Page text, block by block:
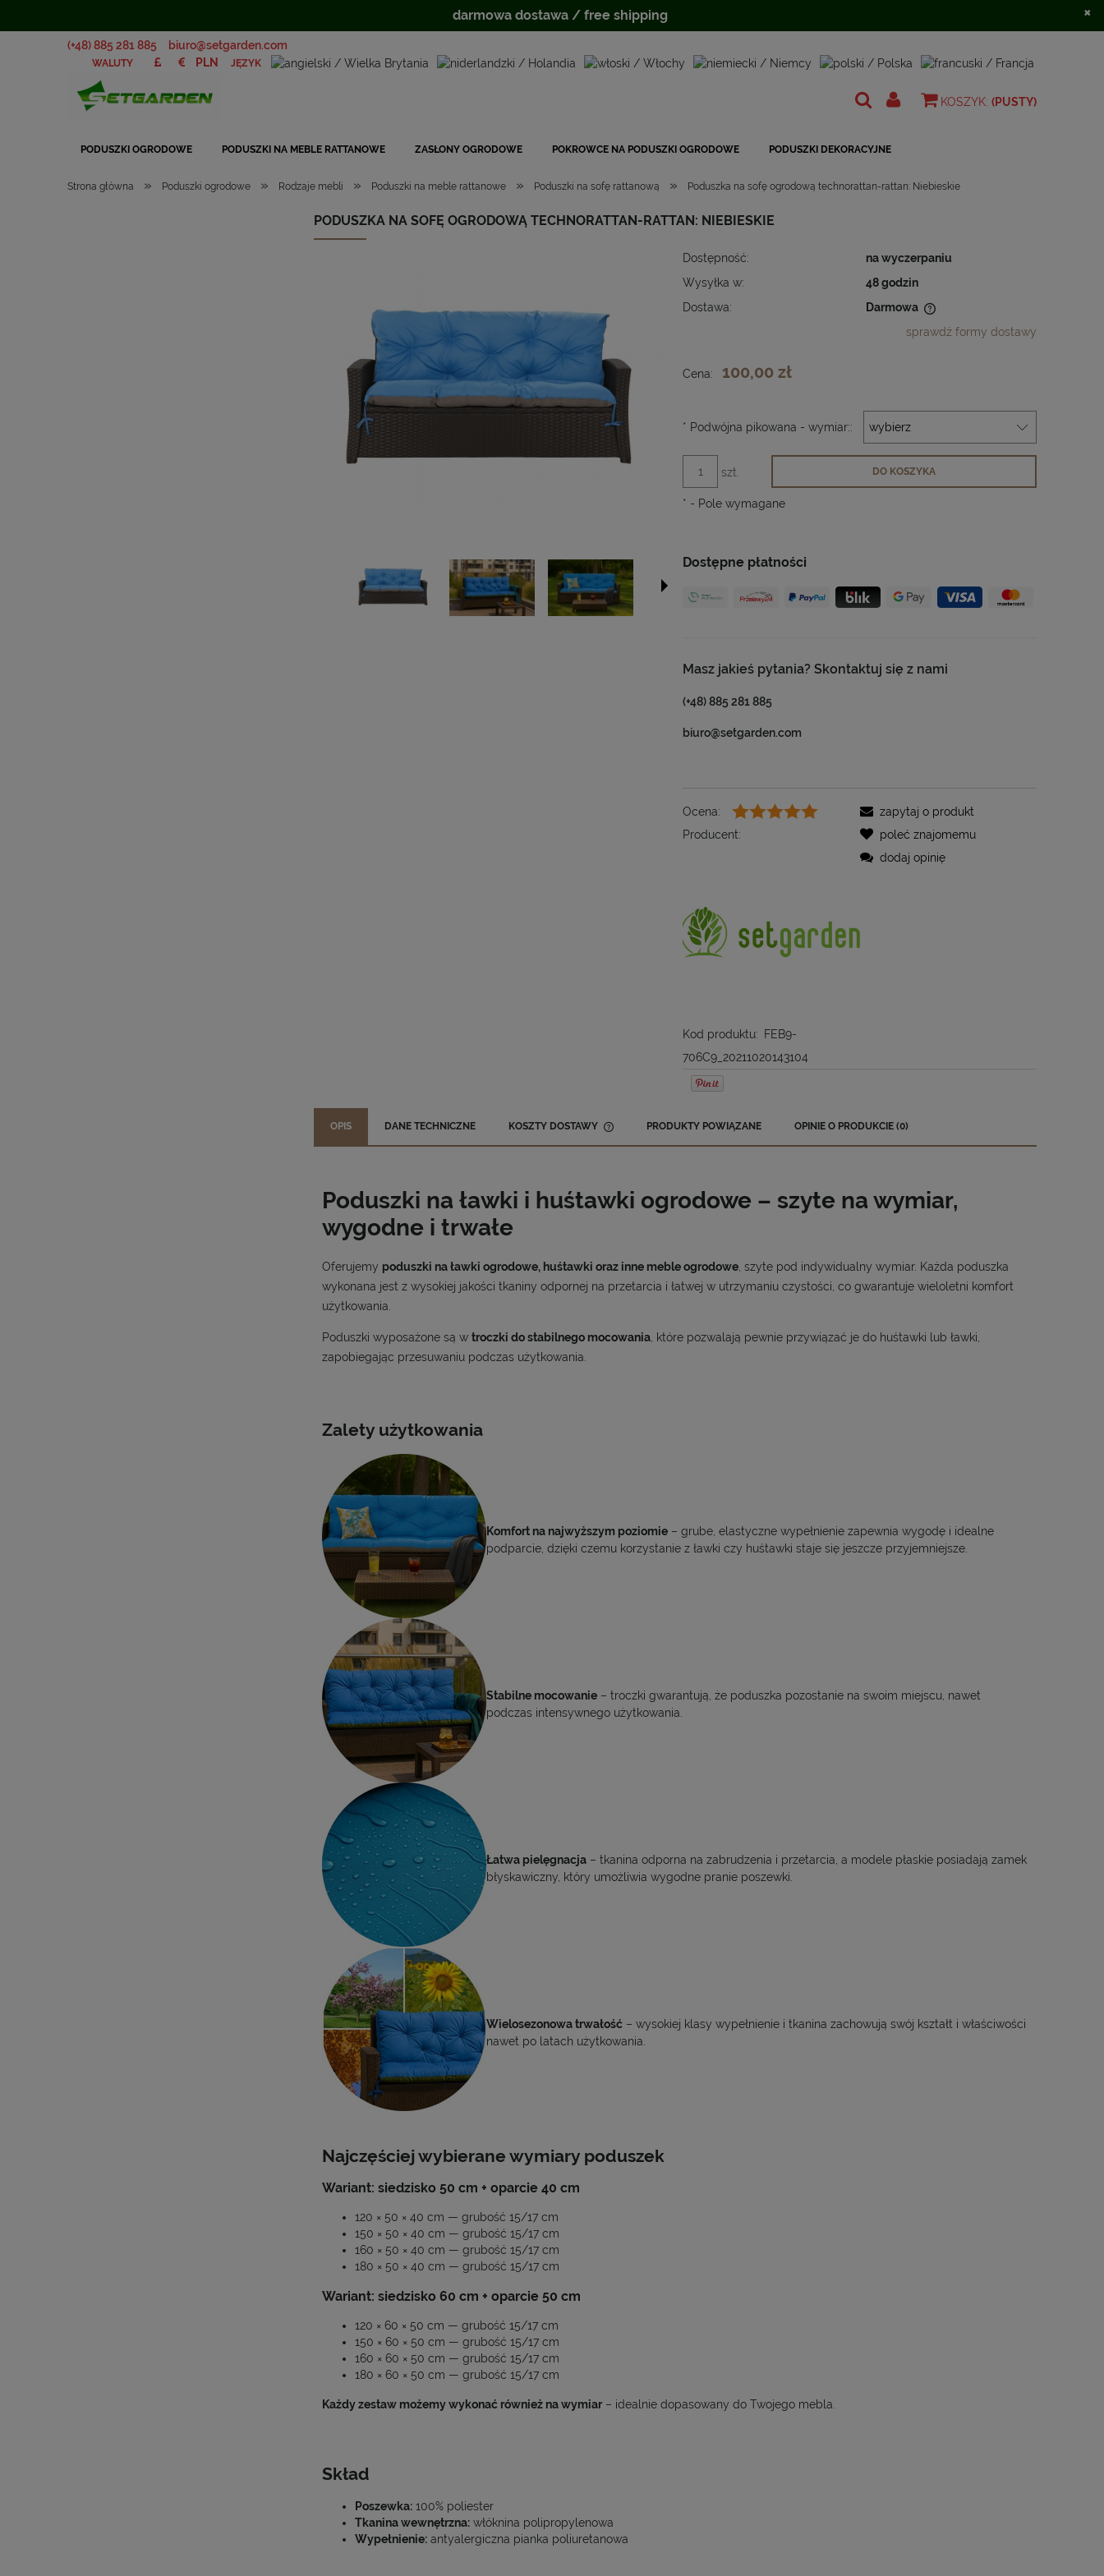
(+48) 885 281 885 biuro@setgarden.com
JĘZYK
WALUTY
KOSZYK: (PUSTY)
PODUSZKI OGRODOWE PODUSZKI NA MEBLE RATTANOWE ZASŁONY OGRODOWE POKROWCE NA PODUSZKI OGRODOWE PODUSZKI DEKORACYJNE
Strona główna » Poduszki ogrodowe » Rodzaje mebli » Poduszki na meble rattanowe » Poduszki na sofę rattanową » Poduszka na sofę ogrodową technorattan-rattan: Niebieskie
PODUSZKA NA SOFĘ OGRODOWĄ TECHNORATTAN-RATTAN: NIEBIESKIE
Dostępność:
na wyczerpaniu
Wysyłka w:
48 godzin
Dostawa:
Darmowa
sprawdź formy dostawy
Dostępne płatności
Masz jakieś pytania? Skontaktuj się z nami
(+48) 885 281 885
biuro@setgarden.com
Cena: 100,00 zł
* Podwójna pikowana - wymiar::
szt. DO KOSZYKA
* - Pole wymagane
Ocena:
Producent:
Kod produktu:
FEB9-
706C9_20211020143104
zapytaj o produkt
poleć znajomemu
dodaj opinię
OPIS DANE TECHNICZNE KOSZTY DOSTAWY PRODUKTY POWIĄZANE OPINIE O PRODUKCIE (0)
Poduszki na ławki i huśtawki ogrodowe – szyte na wymiar,
wygodne i trwałe
Oferujemy poduszki na ławki ogrodowe, huśtawki oraz inne meble ogrodowe , szyte pod indywidualny wymiar. Każda poduszka
wykonana jest z wysokiej jakości tkaniny odpornej na przetarcia i łatwej w utrzymaniu czystości, co gwarantuje wieloletni komfort
użytkowania.
Poduszki wyposażone są w troczki do stabilnego mocowania , które pozwalają pewnie przywiązać je do huśtawki lub ławki,
zapobiegając przesuwaniu podczas użytkowania.
Zalety użytkowania
Komfort na najwyższym poziomie – grube, elastyczne wypełnienie zapewnia wygodę i idealne
podparcie, dzięki czemu korzystanie z ławki czy huśtawki staje się jeszcze przyjemniejsze.
Stabilne mocowanie – troczki gwarantują, że poduszka pozostanie na swoim miejscu, nawet
podczas intensywnego użytkowania.
Łatwa pielęgnacja – tkanina odporna na zabrudzenia i przetarcia, a modele płaskie posiadają zamek
błyskawiczny, który umożliwia wygodne pranie poszewki.
Wielosezonowa trwałość – wysokiej klasy wypełnienie i tkanina zachowują swój kształt i właściwości
nawet po latach użytkowania.
Najczęściej wybierane wymiary poduszek
Wariant: siedzisko 50 cm + oparcie 40 cm
120 × 50 × 40 cm — grubość 15/17 cm
150 × 50 × 40 cm — grubość 15/17 cm
160 × 50 × 40 cm — grubość 15/17 cm
180 × 50 × 40 cm — grubość 15/17 cm
Wariant: siedzisko 60 cm + oparcie 50 cm
120 × 60 × 50 cm — grubość 15/17 cm
150 × 60 × 50 cm — grubość 15/17 cm
160 × 60 × 50 cm — grubość 15/17 cm
180 × 60 × 50 cm — grubość 15/17 cm
Każdy zestaw możemy wykonać również na wymiar– idealnie dopasowany do Twojego mebla.
Skład
Poszewka: 100% poliester
Tkanina wewnętrzna: włóknina polipropylenowa
Wypełnienie: antyalergiczna pianka poliuretanowa
darmowa dostawa / free shipping ×